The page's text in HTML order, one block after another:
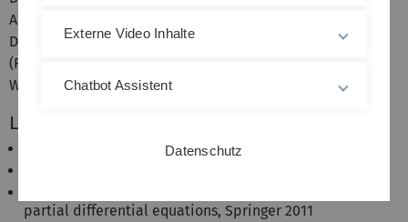
Analysisvorlesungen im Masterstudium, wie z.B. Partielle
Differenzialgleichungen, harmonische Analyse
(Fourieranalysis), Finanzmathematik, Numerik oder
Wahrscheinlichkeitstheorie.
Literatur
D. Werner: Funktionalanalysis, Springer 2011
partial differential equations, Springer 2011
Externe Video Inhalte
Chatbot Assistent
Datenschutz